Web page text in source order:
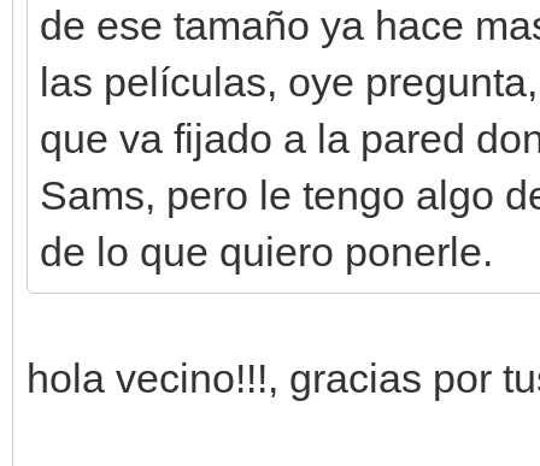
de ese tamaño ya hace
las películas, oye
que va fijado a la pared
Sams, pero le tengo algo
de lo que quiero ponerle.
hola vecino!!!, gracias por